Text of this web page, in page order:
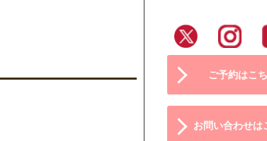
ご予約はこ
お問い合わせは